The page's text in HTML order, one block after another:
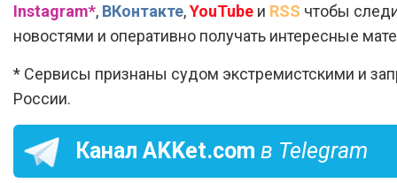
Instagram*, ВКонтакте,YouTube и RSS чтобы
новостями и оперативно получать интересные
* Сервисы признаны судом экстремистскими и
России.
Канал AKKet.com в Telegram